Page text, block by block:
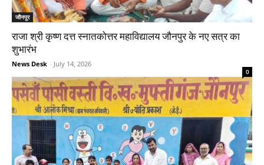
जौनपुर
राजा श्री कृष्ण दत्त स्नातकोत्तर महाविद्यालय जौनपुर के नए सत्र का
शुभारंभ
News Desk - July 14, 2026
0